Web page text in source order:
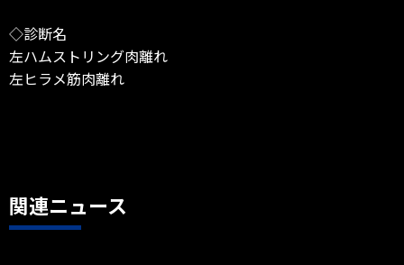
◇診断名
左ハムストリング肉離れ
左ヒラメ筋肉離れ
関連ニュース